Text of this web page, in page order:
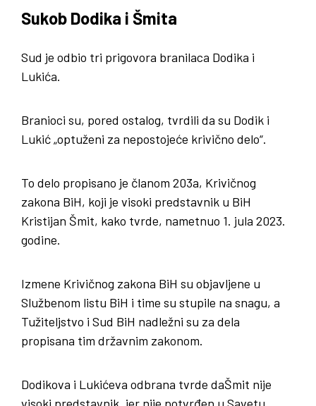
Sukob Dodika i Šmita
Sud je odbio tri prigovora branilaca Dodika i
Lukića.
Branioci su, pored ostalog, tvrdili da su Dodik i
Lukić „optuženi za nepostojeće krivično delo“.
To delo propisano je članom 203a, Krivičnog
zakona BiH, koji je visoki predstavnik u BiH
Kristijan Šmit, kako tvrde, nametnuo 1. jula 2023.
godine.
Izmene Krivičnog zakona BiH su objavljene u
Službenom listu BiH i time su stupile na snagu, a
Tužiteljstvo i Sud BiH nadležni su za dela
propisana tim državnim zakonom.
Dodikova i Lukićeva odbrana tvrde daŠmit nije